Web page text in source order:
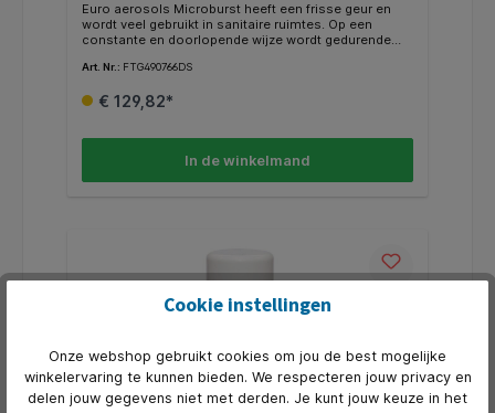
Euro aerosols Microburst heeft een frisse geur en
wordt veel gebruikt in sanitaire ruimtes. Op een
constante en doorlopende wijze wordt gedurende
vrijgelaten dat onaangename geurtjes neutraliseert.
dispensers 431501 431551 448501
Art. Nr.: FTG490766DS
€ 129,82*
In de winkelmand
Cookie instellingen
Onze webshop gebruikt cookies om jou de best mogelijke
winkelervaring te kunnen bieden. We respecteren jouw privacy en
delen jouw gegevens niet met derden. Je kunt jouw keuze in het